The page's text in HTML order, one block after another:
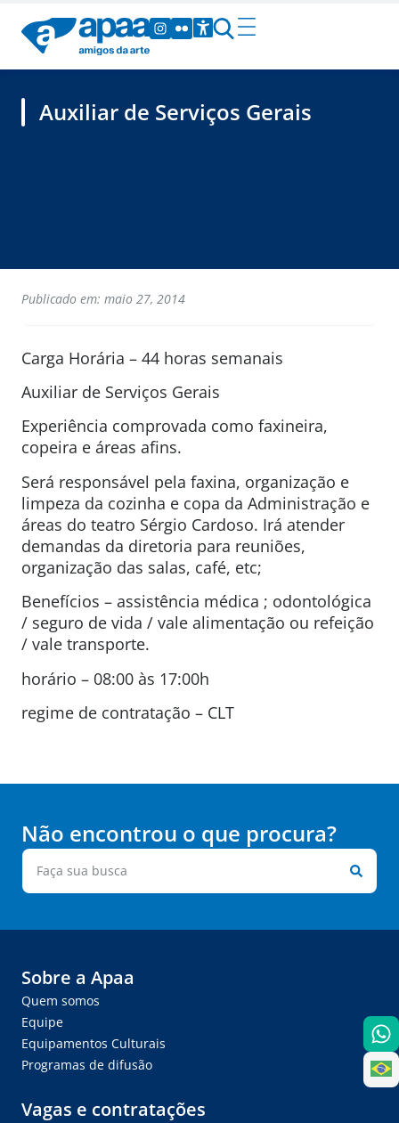
Auxiliar de Serviços Gerais
Publicado em: maio 27, 2014
Carga Horária – 44 horas semanais
Auxiliar de Serviços Gerais
Experiência comprovada como faxineira,
copeira e áreas afins.
Será responsável pela faxina, organização e
limpeza da cozinha e copa da Administração e
áreas do teatro Sérgio Cardoso. Irá atender
demandas da diretoria para reuniões,
organização das salas, café, etc;
Benefícios – assistência médica ; odontológica
/ seguro de vida / vale alimentação ou refeição
/ vale transporte.
horário – 08:00 às 17:00h
regime de contratação – CLT
Não encontrou o que procura?
Sobre a Apaa
Quem somos
Equipe
Equipamentos Culturais
Programas de difusão
Vagas e contratações